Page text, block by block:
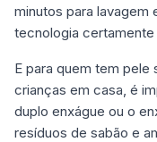
minutos para
tecnologia
E para quem tem
crianças em casa, é
duplo enxágue ou o
resíduos de sabão e